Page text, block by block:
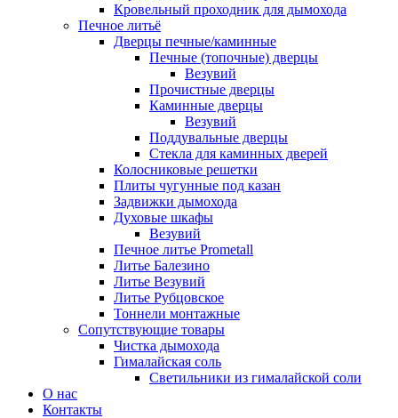
Кровельный проходник для дымохода
Печное литьё
Дверцы печные/каминные
Печные (топочные) дверцы
Везувий
Прочистные дверцы
Каминные дверцы
Везувий
Поддувальные дверцы
Стекла для каминных дверей
Колосниковые решетки
Плиты чугунные под казан
Задвижки дымохода
Духовые шкафы
Везувий
Печное литье Prometall
Литье Балезино
Литье Везувий
Литье Рубцовское
Тоннели монтажные
Сопутствующие товары
Чистка дымохода
Гималайская соль
Светильники из гималайской соли
О нас
Контакты